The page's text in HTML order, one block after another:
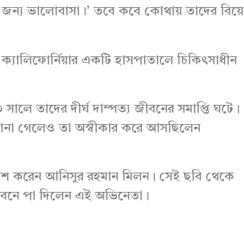
ভালোবাসা।’ তবে কবে কোথায় তাদের বিয়ে
ক্যালিফোর্নিয়ার একটি হাসপাতালে চিকিৎসাধীন
তাদের দীর্ঘ দাম্পত্য জীবনের সমাপ্তি ঘটে।
গেলেও তা অস্বীকার করে আসছিলেন
করেন আনিসুর রহমান মিলন। সেই ছবি থেকে
পা দিলেন এই অভিনেতা।